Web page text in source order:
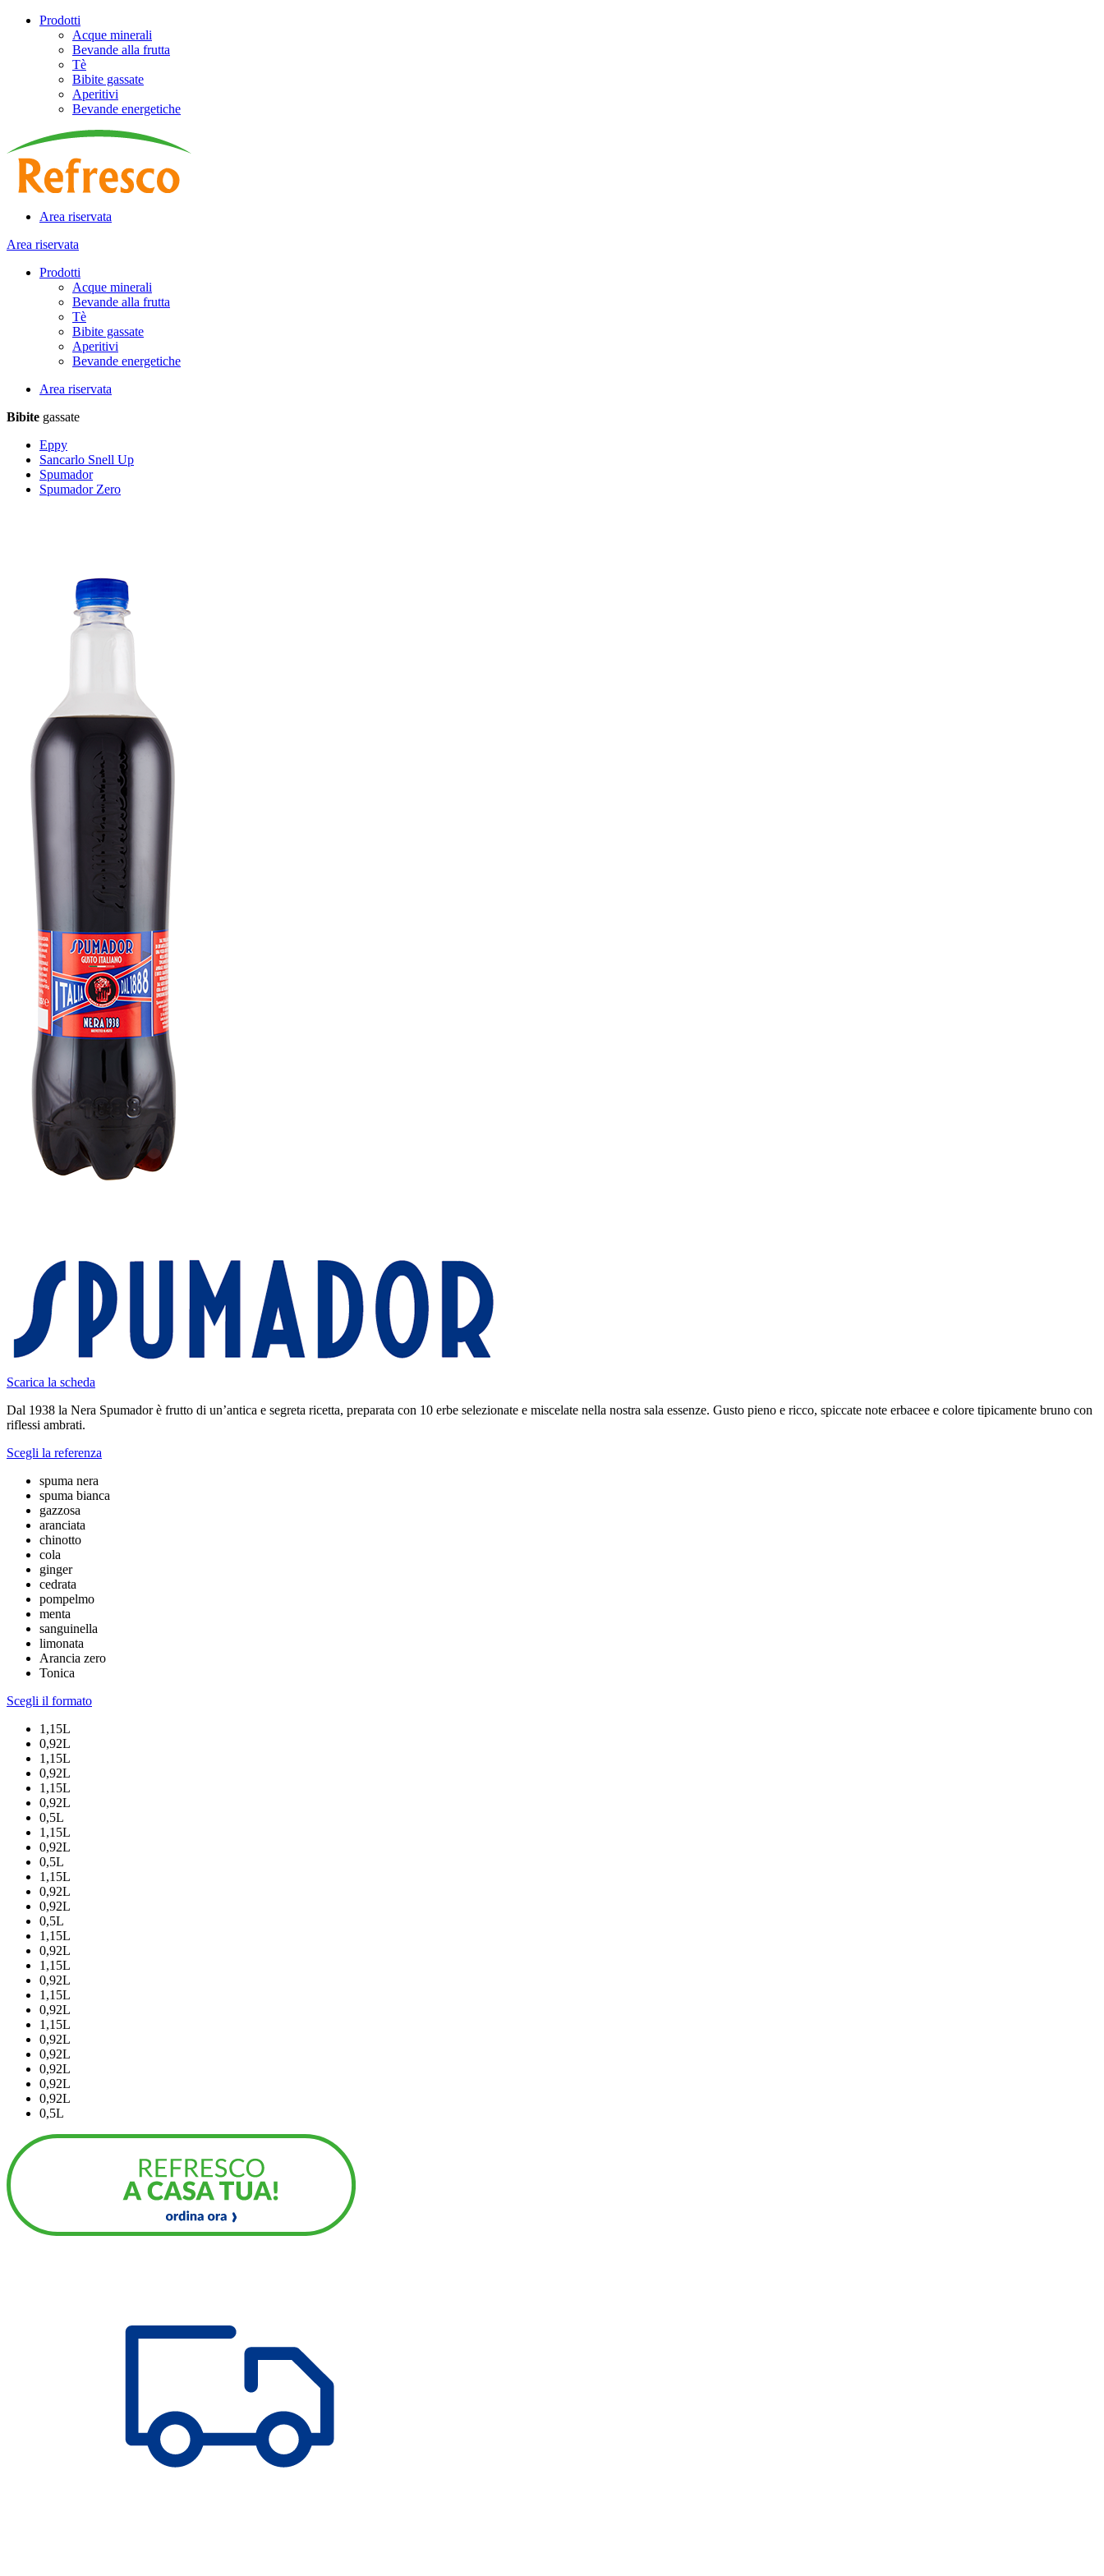
Prodotti
Acque minerali
Bevande alla frutta
Tè
Bibite gassate
Aperitivi
Bevande energetiche
Area riservata
Area riservata
Prodotti
Acque minerali
Bevande alla frutta
Tè
Bibite gassate
Aperitivi
Bevande energetiche
Area riservata
Bibite gassate
Eppy
Sancarlo Snell Up
Spumador
Spumador Zero
Scarica la scheda
Dal 1938 la Nera Spumador è frutto di un’antica e segreta ricetta, preparata con 10 erbe selezionate e miscelate nella nostra sala essenze. Gusto pieno e ricco, spiccate note erbacee e colore tipicamente bruno con
riflessi ambrati.
Scegli la referenza
spuma nera
spuma bianca
gazzosa
aranciata
chinotto
cola
ginger
cedrata
pompelmo
menta
sanguinella
limonata
Arancia zero
Tonica
Scegli il formato
1,15L
0,92L
1,15L
0,92L
1,15L
0,92L
0,5L
1,15L
0,92L
0,5L
1,15L
0,92L
0,92L
0,5L
1,15L
0,92L
1,15L
0,92L
1,15L
0,92L
1,15L
0,92L
0,92L
0,92L
0,92L
0,92L
0,5L